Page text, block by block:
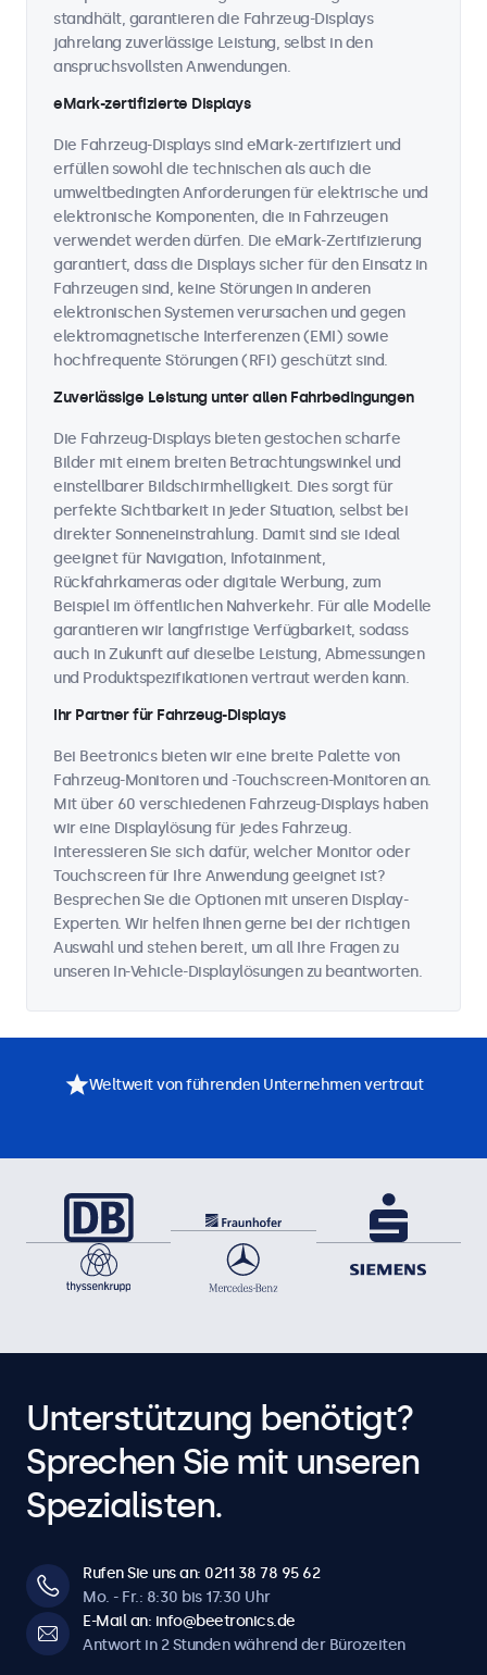
standhält, garantieren die Fahrzeug-Displays
jahrelang zuverlässige Leistung, selbst in den
anspruchsvollsten Anwendungen.
eMark-zertifizierte Displays
Die Fahrzeug-Displays sind eMark-zertifiziert und
erfüllen sowohl die technischen als auch die
umweltbedingten Anforderungen für elektrische und
elektronische Komponenten, die in Fahrzeugen
verwendet werden dürfen. Die eMark-Zertifizierung
garantiert, dass die Displays sicher für den Einsatz in
Fahrzeugen sind, keine Störungen in anderen
elektronischen Systemen verursachen und gegen
elektromagnetische Interferenzen (EMI) sowie
hochfrequente Störungen (RFI) geschützt sind.
Zuverlässige Leistung unter allen Fahrbedingungen
Die Fahrzeug-Displays bieten gestochen scharfe
Bilder mit einem breiten Betrachtungswinkel und
einstellbarer Bildschirmhelligkeit. Dies sorgt für
perfekte Sichtbarkeit in jeder Situation, selbst bei
direkter Sonneneinstrahlung. Damit sind sie ideal
geeignet für Navigation, Infotainment,
Rückfahrkameras oder digitale Werbung, zum
Beispiel im öffentlichen Nahverkehr. Für alle Modelle
garantieren wir langfristige Verfügbarkeit, sodass
auch in Zukunft auf dieselbe Leistung, Abmessungen
und Produktspezifikationen vertraut werden kann.
Ihr Partner für Fahrzeug-Displays
Bei Beetronics bieten wir eine breite Palette von
Fahrzeug-Monitoren und -Touchscreen-Monitoren an.
Mit über 60 verschiedenen Fahrzeug-Displays haben
wir eine Displaylösung für jedes Fahrzeug.
Interessieren Sie sich dafür, welcher Monitor oder
Touchscreen für Ihre Anwendung geeignet ist?
Besprechen Sie die Optionen mit unseren Display-
Experten. Wir helfen Ihnen gerne bei der richtigen
Auswahl und stehen bereit, um all Ihre Fragen zu
unseren In-Vehicle-Displaylösungen zu beantworten.
Weltweit von führenden Unternehmen vertraut
Unterstützung benötigt?
Sprechen Sie mit unseren
Spezialisten.
Rufen Sie uns an: 0211 38 78 95 62
Mo. - Fr.: 8:30 bis 17:30 Uhr
E-Mail an: info@beetronics.de
Antwort in 2 Stunden während der Bürozeiten